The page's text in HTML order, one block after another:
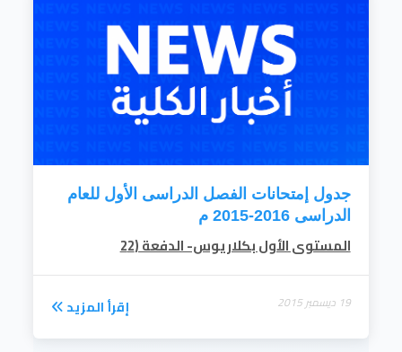
المجتمع ومحققة لأرقى مستويات ومعايير البحث
الأكاديمى العالمية وملتزمة أشد الالتزام بالقيم
الأخلاقية للبحث العلمى وفقا لهوية مجتمعنا
الثقافية.
. تعزيز المشارك المجتمعية وتنمية البيئة وتنمية
الموارد الذاتية للكلية بإستقراء دائم لاحتياجات...
جدول إمتحانات الفصل الدراسى الأول للعام
الدراسى 2016-2015 م
المستوى الأول بكلاريوس- الدفعة (22
19 ديسمبر 2015 إقرأ المزيد